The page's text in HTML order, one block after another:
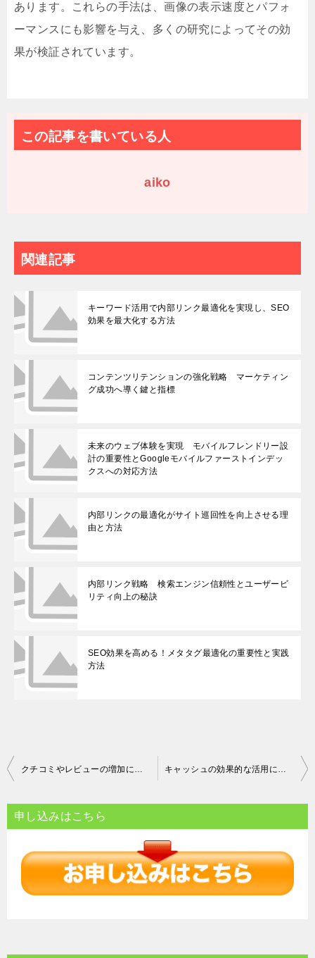
あります。これらの手法は、画像の表示速度とパフォ
ーマンスにも影響を与え、多くの研究によってその効
果が検証されています。
この記事を書いている人
aiko
関連記事
キーワード活用で内部リンク最適化を実現し、SEO
効果を最大化する方法
コンテンツリテンションの強化戦略 マーケティン
グ成功へ導く鍵と指標
未来のウェブ体験を実現 モバイルフレンドリー設
計の重要性とGoogleモバイルファーストインデッ
クスへの対応方法
内部リンクの最適化がサイト巡回性を向上させる理
由と方法
内部リンク戦略 検索エンジン信頼性とユーザービ
リティ向上の秘訣
SEO効果を高める！メタタグ最適化の重要性と実践
方法
投
ナ
クチコミやレビューの増加による影響と信頼性の向上 キャッシュの効果的な活用による効率化と経済性の向上
申し込みはこちら